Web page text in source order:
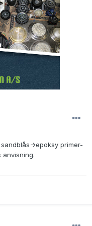
>epoksy primer-
anvisning.